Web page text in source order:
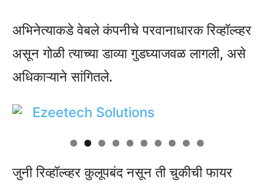
अभिनेत्याकडे वेबले कंपनीचे परवानाधारक रिव्हॉल्व्हर
असून गोळी त्याच्या डाव्या गुडघ्याजवळ लागली, असे
अधिकाऱ्याने सांगितले.
जुनी रिव्हॉल्व्हर कुलूपबंद नसून ती चुकीची फायर